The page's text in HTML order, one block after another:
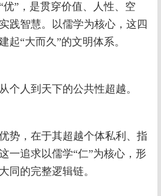
”，是贯穿价值、人性、空
践智慧。以儒学为核心，这四
起“大而久”的文明体系。
个人到天下的公共性超越。
势，在于其超越个体私利、指
一追求以儒学“仁”为核心，形
同的完整逻辑链。